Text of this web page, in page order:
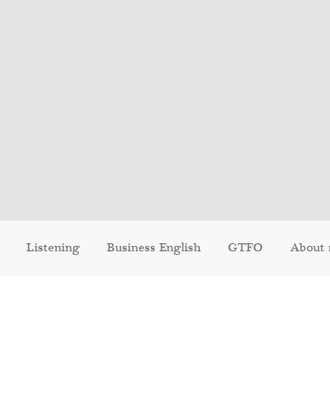
Listening Business English GTFO About